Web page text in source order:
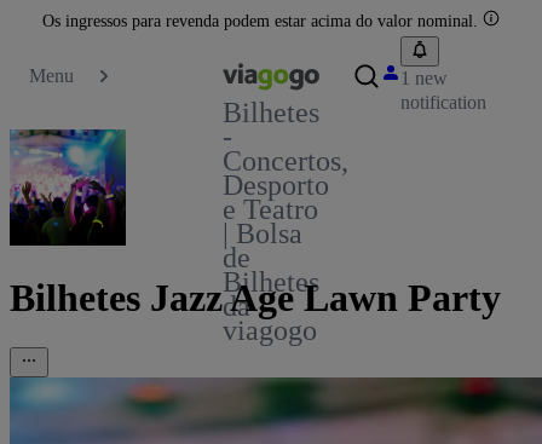
Os ingressos para revenda podem estar acima do valor nominal.
Menu
Bilhetes
-
Concertos,
Desporto
e Teatro
| Bolsa
de
Bilhetes
da
viagogo
1 new
notification
Bilhetes Jazz Age Lawn Party